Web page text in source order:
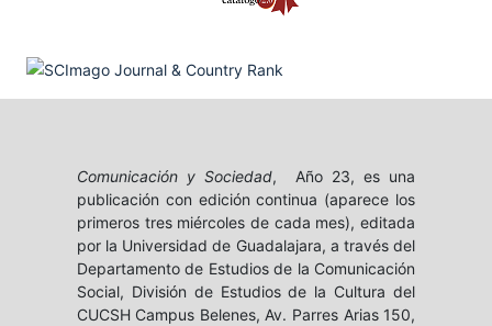
Comunicación y Sociedad, Año 23, es una
publicación con edición continua (aparece los
primeros tres miércoles de cada mes), editada
por la Universidad de Guadalajara, a través del
Departamento de Estudios de la Comunicación
Social, División de Estudios de la Cultura del
CUCSH Campus Belenes, Av. Parres Arias 150,